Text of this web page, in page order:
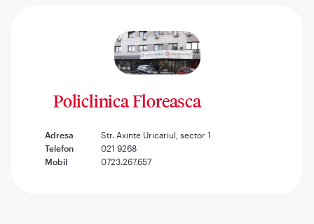
Policlinica Floreasca
Adresa
Str. Axinte Uricariul, sector 1
Telefon
021 9268
Mobil
0723.267.657